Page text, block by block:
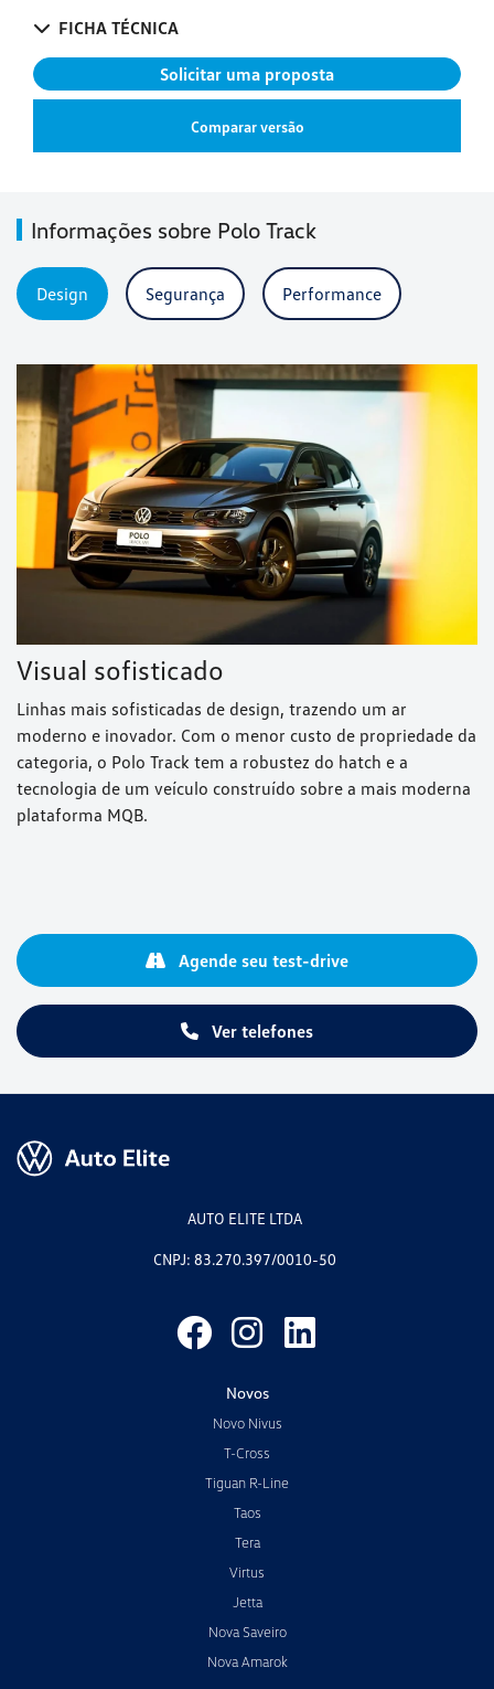
FICHA TÉCNICA
Solicitar uma proposta
Comparar versão
Informações sobre Polo Track
Design Segurança Performance
Visual sofisticado
Linhas mais sofisticadas de design, trazendo um ar
moderno e inovador. Com o menor custo de propriedade da
categoria, o Polo Track tem a robustez do hatch e a
tecnologia de um veículo construído sobre a mais moderna
plataforma MQB.
Ver telefones
Agende seu test-drive
AUTO ELITE LTDA
CNPJ: 83.270.397/0010-50
Novos
Novo Nivus
T-Cross
Tiguan R-Line
Taos
Tera
Virtus
Jetta
Nova Saveiro
Nova Amarok